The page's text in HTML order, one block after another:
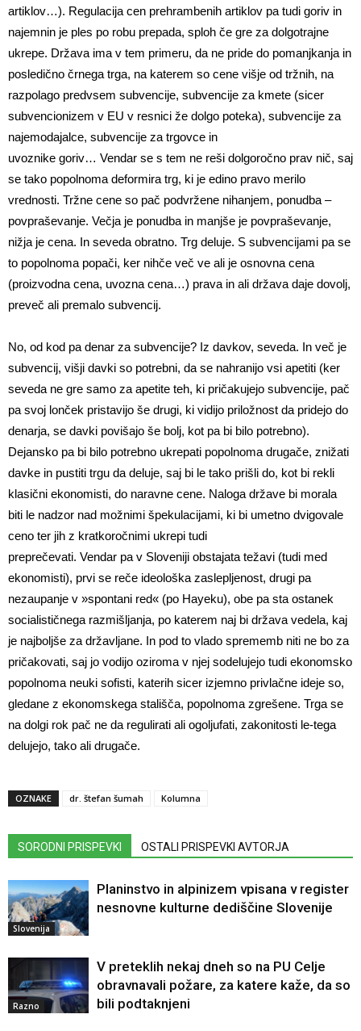
artiklov…). Regulacija cen prehrambenih artiklov pa tudi goriv in
najemnin je ples po robu prepada, sploh če gre za dolgotrajne
ukrepe. Država ima v tem primeru, da ne pride do pomanjkanja in
posledično črnega trga, na katerem so cene višje od tržnih, na
razpolago predvsem subvencije, subvencije za kmete (sicer
subvencionizem v EU v resnici že dolgo poteka), subvencije za
najemodajalce, subvencije za trgovce in
uvoznike goriv… Vendar se s tem ne reši dolgoročno prav nič, saj
se tako popolnoma deformira trg, ki je edino pravo merilo
vrednosti. Tržne cene so pač podvržene nihanjem, ponudba –
povpraševanje. Večja je ponudba in manjše je povpraševanje,
nižja je cena. In seveda obratno. Trg deluje. S subvencijami pa se
to popolnoma popači, ker nihče več ve ali je osnovna cena
(proizvodna cena, uvozna cena…) prava in ali država daje dovolj,
preveč ali premalo subvencij.
No, od kod pa denar za subvencije? Iz davkov, seveda. In več je
subvencij, višji davki so potrebni, da se nahranijo vsi apetiti (ker
seveda ne gre samo za apetite teh, ki pričakujejo subvencije, pač
pa svoj lonček pristavijo še drugi, ki vidijo priložnost da pridejo do
denarja, se davki povišajo še bolj, kot pa bi bilo potrebno).
Dejansko pa bi bilo potrebno ukrepati popolnoma drugače, znižati
davke in pustiti trgu da deluje, saj bi le tako prišli do, kot bi rekli
klasični ekonomisti, do naravne cene. Naloga države bi morala
biti le nadzor nad možnimi špekulacijami, ki bi umetno dvigovale
ceno ter jih z kratkoročnimi ukrepi tudi
preprečevati. Vendar pa v Sloveniji obstajata težavi (tudi med
ekonomisti), prvi se reče ideološka zaslepljenost, drugi pa
nezaupanje v »spontani red« (po Hayeku), obe pa sta ostanek
socialističnega razmišljanja, po katerem naj bi država vedela, kaj
je najboljše za državljane. In pod to vlado sprememb niti ne bo za
pričakovati, saj jo vodijo oziroma v njej sodelujejo tudi ekonomsko
popolnoma neuki sofisti, katerih sicer izjemno privlačne ideje so,
gledane z ekonomskega stališča, popolnoma zgrešene. Trga se
na dolgi rok pač ne da regulirati ali ogoljufati, zakonitosti le-tega
delujejo, tako ali drugače.
OZNAKE dr. štefan šumah Kolumna
SORODNI PRISPEVKI OSTALI PRISPEVKI AVTORJA
Slovenija
Planinstvo in alpinizem vpisana v register
nesnovne kulturne dediščine Slovenije
Razno
V preteklih nekaj dneh so na PU Celje
obravnavali požare, za katere kaže, da so
bili podtaknjeni